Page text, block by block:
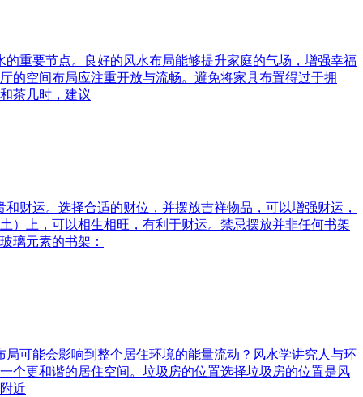
重要节点。良好的风水布局能够提升家庭的气场，增强幸福
的空间布局应注重开放与流畅。避免将家具布置得过于拥
茶几时，建议
财运。选择合适的财位，并摆放吉祥物品，可以增强财运，
）上，可以相生相旺，有利于财运。禁忌摆放并非任何书架
璃元素的书架：
可能会影响到整个居住环境的能量流动？风水学讲究人与环
个更和谐的居住空间。垃圾房的位置选择垃圾房的位置是风
近